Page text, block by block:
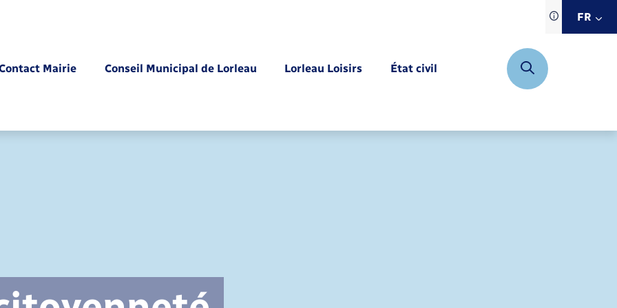
Traduction
siteFR
Mairie Conseil Municipal de Lorleau Lorleau Loisirs État civil